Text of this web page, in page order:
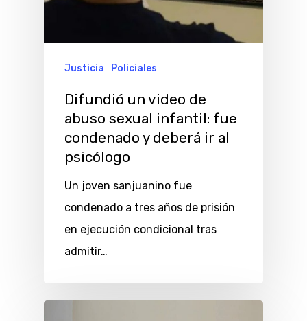
Justicia Policiales
Difundió un video de
abuso sexual infantil: fue
condenado y deberá ir al
psicólogo
Un joven sanjuanino fue
condenado a tres años de prisión
en ejecución condicional tras
admitir…